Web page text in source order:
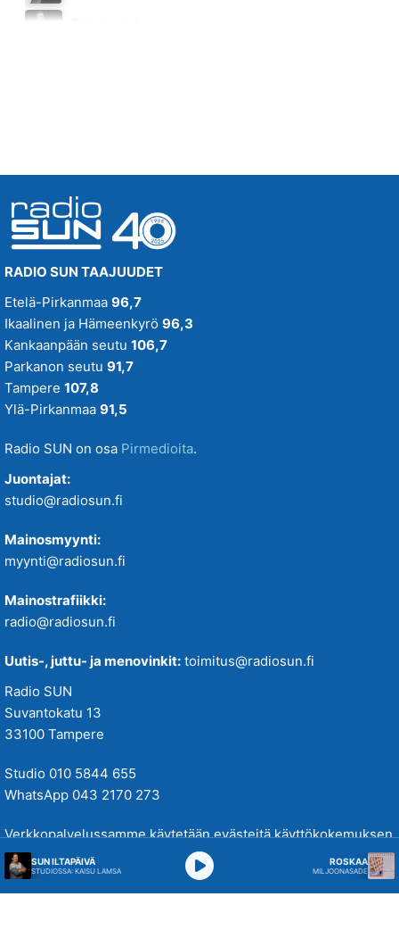
RADIO SUN TAAJUUDET
Etelä-Pirkanmaa 96,7
Ikaalinen ja Hämeenkyrö 96,3
Kankaanpään seutu 106,7
Parkanon seutu 91,7
Tampere 107,8
Ylä-Pirkanmaa 91,5
Radio SUN on osa Pirmedioita.
Juontajat:
studio@radiosun.fi
Mainosmyynti:
myynti@radiosun.fi
Mainostrafiikki:
radio@radiosun.fi
Uutis-, juttu- ja menovinkit: toimitus@radiosun.fi
Radio SUN
Suvantokatu 13
33100 Tampere
Studio 010 5844 655
WhatsApp 043 2170 273
Verkkopalvelussamme käytetään evästeitä käyttökokemuksen
parantamiseksi. Tutustu tietosuojakäytäntöihimme
täällä.
SUN ILTAPÄIVÄ
STUDIOSSA: KAISU LÄMSÄ
ROSKAA
MILJOONASADE